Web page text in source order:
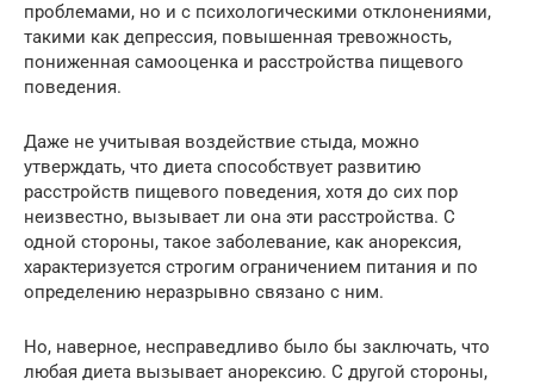
проблемами, но и с психологическими отклонениями,
такими как депрессия, повышенная тревожность,
пониженная самооценка и расстройства пищевого
поведения.
Даже не учитывая воздействие стыда, можно
утверждать, что диета способствует развитию
расстройств пищевого поведения, хотя до сих пор
неизвестно, вызывает ли она эти расстройства. С
одной стороны, такое заболевание, как анорексия,
характеризуется строгим ограничением питания и по
определению неразрывно связано с ним.
Но, наверное, несправедливо было бы заключать, что
любая диета вызывает анорексию. С другой стороны,